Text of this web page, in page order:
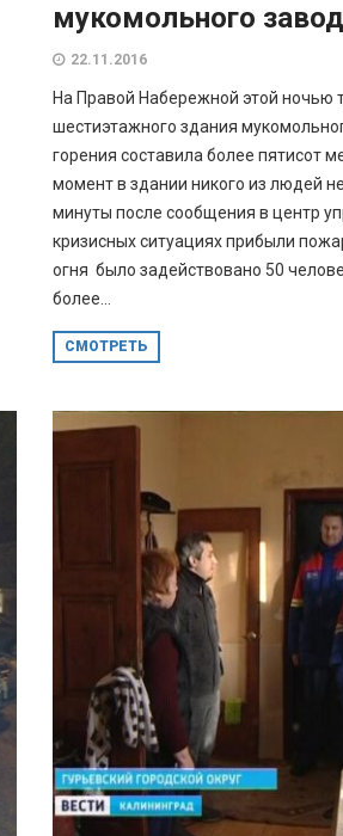
мукомольного
22.11.2016
На Правой Набережной этой ночью
шестиэтажного здания
горения составила более пятисот
момент в здании никого из людей
минуты после сообщения в центр
кризисных ситуациях прибыли
огня было задействовано 50
более...
СМОТРЕТЬ